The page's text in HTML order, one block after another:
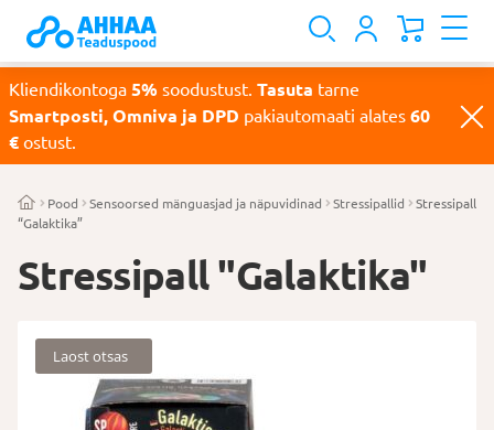
Kliendikontoga 5% soodustust. Tasuta tarne
Smartposti, Omniva ja DPD pakiautomaati alates 60
€ ostust.
Pood Sensoorsed mänguasjad ja näpuvidinad Stressipallid
Stressipall
“Galaktika”
Stressipall "Galaktika"
Laost otsas